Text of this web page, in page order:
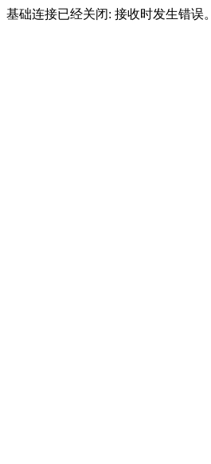
基础连接已经关闭: 接收时发生错误。